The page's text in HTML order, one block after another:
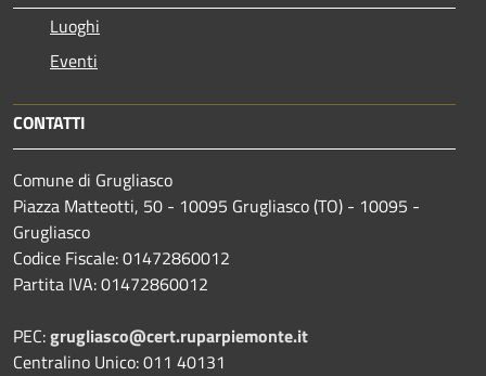
Luoghi
Eventi
CONTATTI
Comune di Grugliasco
Piazza Matteotti, 50 - 10095 Grugliasco (TO) - 10095 -
Grugliasco
Codice Fiscale: 01472860012
Partita IVA: 01472860012
PEC:grugliasco@cert.ruparpiemonte.it
Centralino Unico: 011 40131